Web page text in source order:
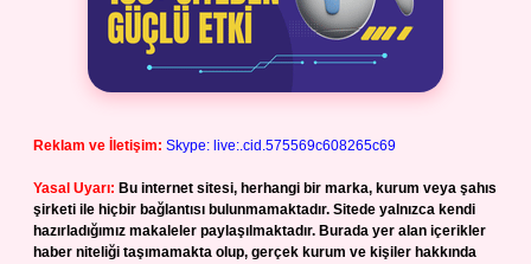
Reklam ve İletişim: Skype: live:.cid.575569c608265c69
Yasal Uyarı: Bu internet sitesi, herhangi bir marka, kurum veya şahıs
şirketi ile hiçbir bağlantısı bulunmamaktadır. Sitede yalnızca kendi
hazırladığımız makaleler paylaşılmaktadır. Burada yer alan içerikler
haber niteliği taşımamakta olup, gerçek kurum ve kişiler hakkında